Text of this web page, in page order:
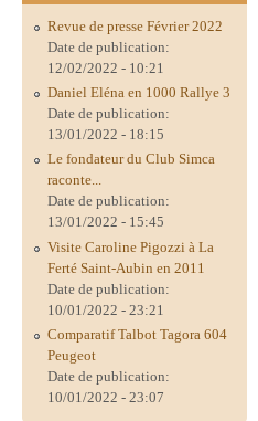
Revue de presse Février 2022
Date de publication:
12/02/2022 - 10:21
Daniel Eléna en 1000 Rallye 3
Date de publication:
13/01/2022 - 18:15
Le fondateur du Club Simca
raconte...
Date de publication:
13/01/2022 - 15:45
Visite Caroline Pigozzi à La
Ferté Saint-Aubin en 2011
Date de publication:
10/01/2022 - 23:21
Comparatif Talbot Tagora 604
Peugeot
Date de publication:
10/01/2022 - 23:07